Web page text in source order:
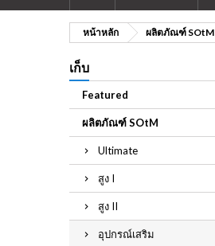
หน้าหลัก ผลิตภัณฑ์ SOtM
เก็บ
Featured
ผลิตภัณฑ์ SOtM
Ultimate
สูง I
สูง II
อุปกรณ์เสริม